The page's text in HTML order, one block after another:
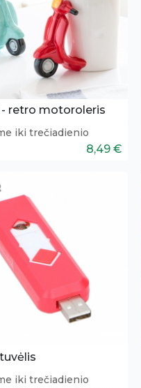
- retro motoroleris
iki trečiadienio
8,49 €
iki trečiadienio